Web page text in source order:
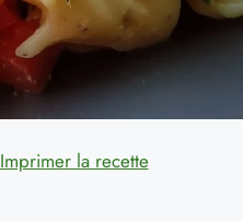
Imprimer la recette